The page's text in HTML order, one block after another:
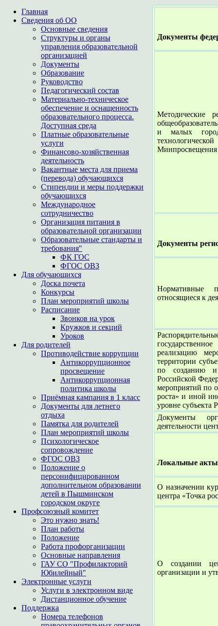
Главная
Сведения об ОО
Основные сведения
Структуры и органы
управления образовательной
организацией
Документы
Образование
Руководство
Педагогический состав
Материально-техническое
обеспечение и оснащенность
образовательного процесса.
Доступная среда
Платные образовательные
услуги
Финансово-хозяйственная
деятельность
Вакантные места для приема
(перевода) обучающихся
Стипендии и меры поддержки
обучающихся
Международное
сотрудничество
Организация питания в
образовательной организации
Образовательные стандарты и
требования"
ФК ГОС
ФГОС ОВЗ
Для обучающихся
Доска почета
Конкурсы
План мероприятий школы
Расписание
Звонков на урок
Кружков и секций
Уроков
Для родителей
Противодействие коррупции
Антикоррупционное
просвещение
Антикоррупционная
политика школы
Приёмная кампания в 1 класс
Документы для летнего
отдыха
Памятка для родителей
План мероприятий школы
Психологическое
сопровождение
ФГОС ОВЗ
Положение о
персонифицированном
дополнительном образовании
детей в Пышминском
городском округе
Профсоюзный комитет
Это нужно знать!
План работы
Положение
Работа профорганизации
Основные направления
ГАУ СО "Профилакторий
Юбилейный"
Электронные услуги
Услуги в электронном виде
Дистанционное обучение
Поддержка
Номера телефонов
Документы
Методические
и малых
Документы
Нормативные
относящиеся к
реализацию
территории
по созданию и
Российской
мероприятий по
роста» и иной
уровне субъекта
Документы
деятельности
Локальные акты
О назначении
центра «Точка
О создании
организации и